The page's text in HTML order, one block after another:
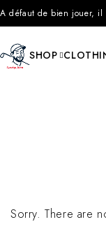
A défaut de bien jouer, il
SHOP
Sorry. There are